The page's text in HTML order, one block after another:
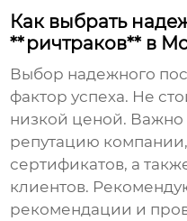
Как выбрать
**ричтраков** в
Выбор надежного
фактор успеха. Не
низкой ценой.
репутацию
сертификатов, а
клиентов.
рекомендации и